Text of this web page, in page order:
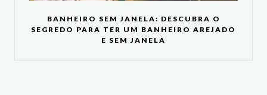
BANHEIRO SEM JANELA: DESCUBRA O
SEGREDO PARA TER UM BANHEIRO AREJADO
E SEM JANELA